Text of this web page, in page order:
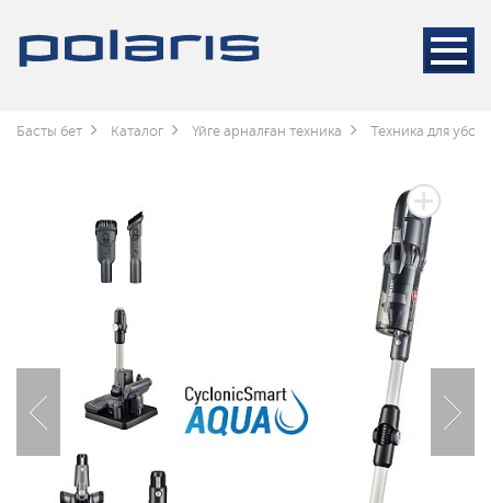
Басты бет Каталог Үйге арналған техника Техника для